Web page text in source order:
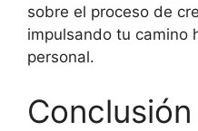
sobre el proceso de
impulsando tu camino
personal.
Conclusión